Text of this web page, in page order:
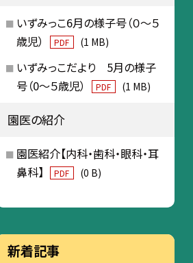
いずみっこ6月の様子号（０～５
歳児）
PDF (1 MB)
いずみっこだより 5月の様子
号（0～５歳児）
PDF (1 MB)
園医の紹介
園医紹介【内科・歯科・眼科・耳
鼻科】
PDF (0 B)
新着記事